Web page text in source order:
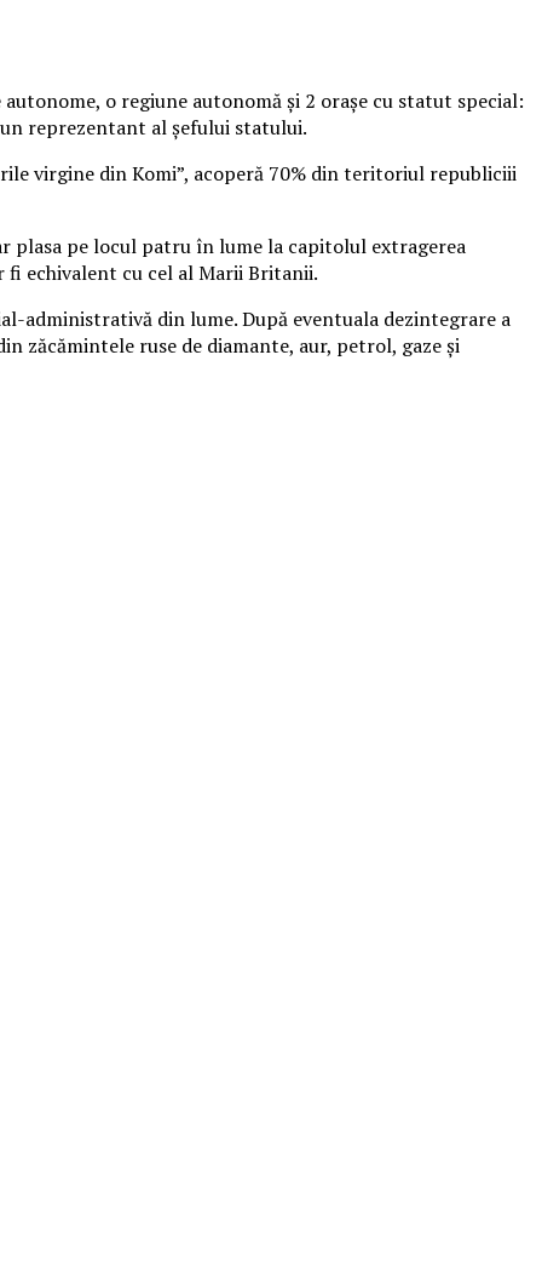
o regiune autonomă şi 2 oraşe cu statut special:
reprezentant al şefului statului.
virgine din Komi”, acoperă 70% din teritoriul republiciii
plasa pe locul patru în lume la capitolul extragerea
fi echivalent cu cel al Marii Britanii.
administrativă din lume. După eventuala dezintegrare a
zăcămintele ruse de diamante, aur, petrol, gaze şi